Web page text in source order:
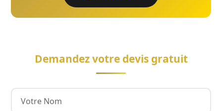
Demandez votre devis gratuit